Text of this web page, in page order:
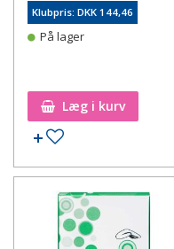
Klubpris: DKK 144,46
På lager
Læg i kurv
Tilføj til ønskeseddel